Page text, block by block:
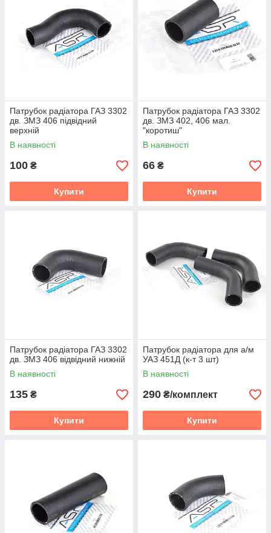
Патрубок радіатора ГАЗ 3302
дв. ЗМЗ 406 підвідний
верхній
В наявності
100 ₴
Купити
Патрубок радіатора ГАЗ 3302
дв. ЗМЗ 402, 406 мал.
"коротиш"
В наявності
66 ₴
Купити
Патрубок радіатора ГАЗ 3302
дв. ЗМЗ 406 відвідний нижній
В наявності
135 ₴
Купити
Патрубок радіатора для а/м
УАЗ 451Д (к-т 3 шт)
В наявності
290 ₴/комплект
Купити